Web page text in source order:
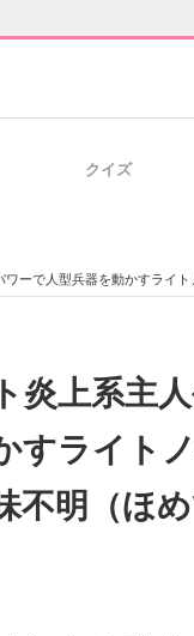
企業向けIT製品の総合
クイズ
ーで人型兵器を動かすライ
炎上系主
すライト
不明（ほめ